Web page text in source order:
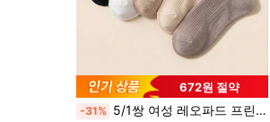
672원 절약
-31% 5/1쌍 여성 레오파드 프린트 & 단색 짧은 양말, 부드럽고 통기성, 스쿨 스타일 디자인, 모든 계절에 적합